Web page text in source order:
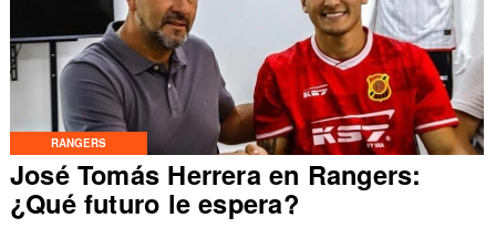
RANGERS
José Tomás Herrera en Rangers:
¿Qué futuro le espera?